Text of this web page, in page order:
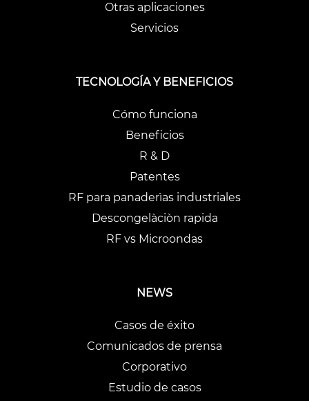
Otras aplicaciones
Servicios
TECNOLOGÍA Y BENEFICIOS
Cómo funciona
Beneficios
R & D
Patentes
RF para panaderìas industriales
Descongelàciòn rapida
RF vs Microondas
NEWS
Casos de éxito
Comunicados de prensa
Corporativo
Estudio de casos